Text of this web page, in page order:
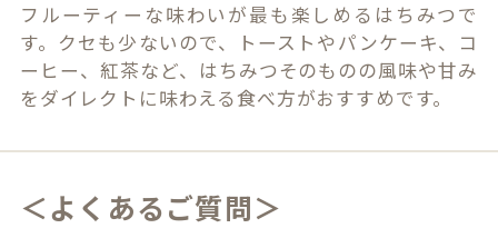
フルーティーな味わいが最も楽しめるはちみつで
す。クセも少ないので、トーストやパンケーキ、コ
ーヒー、紅茶など、はちみつそのものの風味や甘み
をダイレクトに味わえる食べ方がおすすめです。
＜よくあるご質問＞